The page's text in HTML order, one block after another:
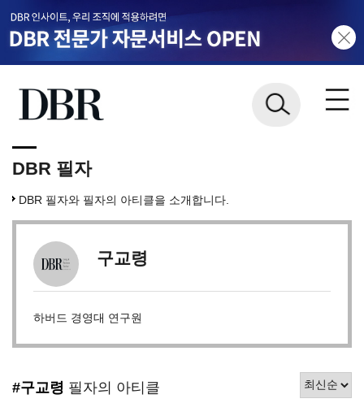
DBR 필자
DBR 필자와 필자의 아티클을 소개합니다.
구교령
하버드 경영대 연구원
#구교령 필자의 아티클